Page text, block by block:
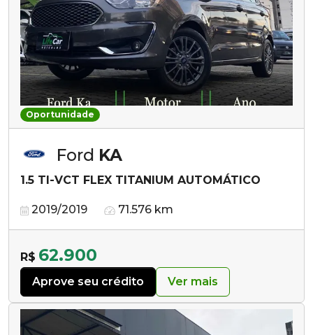
Oportunidade
Ford KA
1.5 TI-VCT FLEX TITANIUM AUTOMÁTICO
2019/2019 71.576 km
R$ 62.900
Aprove seu crédito Ver mais